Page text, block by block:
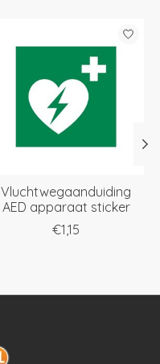
Vluchtwegaanduiding
AED apparaat sticker
€1,15